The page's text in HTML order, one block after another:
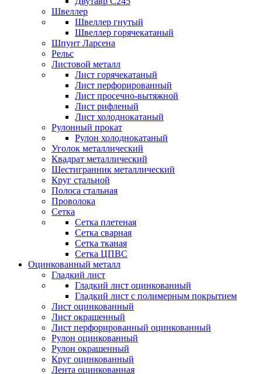
Швеллер
Швеллер гнутый
Швеллер горячекатаный
Шпунт Ларсена
Рельс
Листовой металл
Лист горячекатаный
Лист перфорированный
Лист просечно-вытяжной
Лист рифленый
Лист холоднокатаный
Рулонный прокат
Рулон холоднокатаный
Уголок металлический
Квадрат металлический
Шестигранник металлический
Круг стальной
Полоса стальная
Проволока
Сетка
Сетка плетеная
Сетка сварная
Сетка тканая
Сетка ЦПВС
Оцинкованный металл
Гладкий лист
Гладкий лист оцинкованный
Гладкий лист с полимерным покрытием
Лист оцинкованный
Лист окрашенный
Лист перфорированный оцинкованный
Рулон оцинкованный
Рулон окрашенный
Круг оцинкованный
Лента оцинкованная